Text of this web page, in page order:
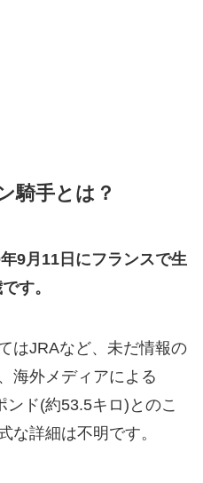
騎手とは？
9月11日にフランスで生
す。
はJRAなど、未だ情報の
海外メディアによる
ンド(約53.5キロ)とのこ
な詳細は不明です。